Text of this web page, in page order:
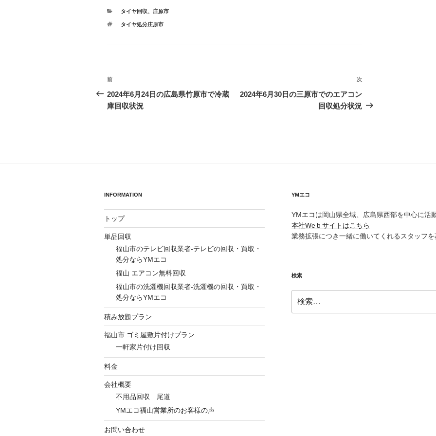
カ
ゴ
タイヤ回収、 庄原市
タ
タイヤ処分庄原市
投
稿
ナ
ョ
ン
前
の
投
前
2024年6月24日の広島県竹原市で冷蔵
庫回収状況
次
の
投
次
2024年6月30日の三原市でのエアコン
回収処分状況
INFORMATION
トップ
単品回収
福山市のテレビ回収業者-テレビの回収・買取・
処分ならYMエコ
福山 エアコン無料回収
福山市の洗濯機回収業者-洗濯機の回収・買取・
処分ならYMエコ
積み放題プラン
福山市 ゴミ屋敷片付けプラン
一軒家片付け回収
料金
会社概要
不用品回収 尾道
YMエコ福山営業所のお客様の声
お問い合わせ
YMエコ
YMエコは岡山県全域、広島県西部を中心に活
本社Weｂサイトはこちら
業務拡張につき一緒に働いてくれるスタッフを
検索
索: